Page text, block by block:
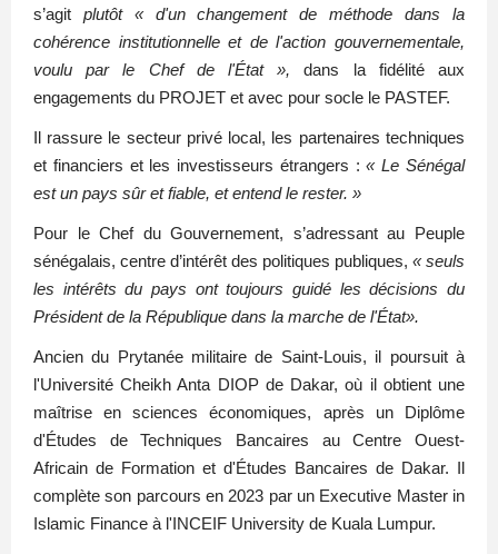
s’agit plutôt « d'un changement de méthode dans la
cohérence institutionnelle et de l'action gouvernementale,
voulu par le Chef de l'État », dans la fidélité aux
engagements du PROJET et avec pour socle le PASTEF.
Il rassure le secteur privé local, les partenaires techniques
et financiers et les investisseurs étrangers :« Le Sénégal
est un pays sûr et fiable, et entend le rester. »
Pour le Chef du Gouvernement, s’adressant au Peuple
sénégalais, centre d’intérêt des politiques publiques, « seuls
les intérêts du pays ont toujours guidé les décisions du
Président de la République dans la marche de l'État».
Ancien du Prytanée militaire de Saint-Louis, il poursuit à
l'Université Cheikh Anta DIOP de Dakar, où il obtient une
maîtrise en sciences économiques, après un Diplôme
d'Études de Techniques Bancaires au Centre Ouest-
Africain de Formation et d'Études Bancaires de Dakar. Il
complète son parcours en 2023 par un Executive Master in
Islamic Finance à l'INCEIF University de Kuala Lumpur.